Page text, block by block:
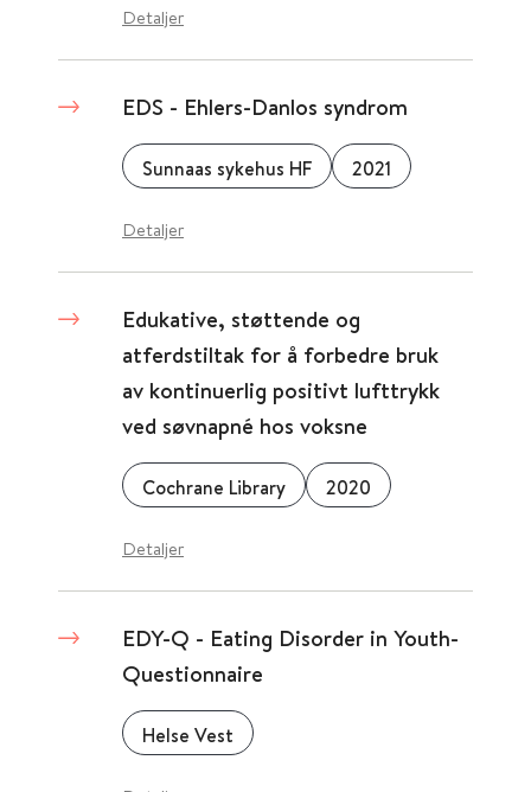
Detaljer
EDS - Ehlers-Danlos syndrom
Sunnaas sykehus HF 2021
Detaljer
Edukative, støttende og
atferdstiltak for å forbedre bruk
av kontinuerlig positivt lufttrykk
ved søvnapné hos voksne
Cochrane Library 2020
Detaljer
EDY-Q - Eating Disorder in Youth-
Questionnaire
Helse Vest